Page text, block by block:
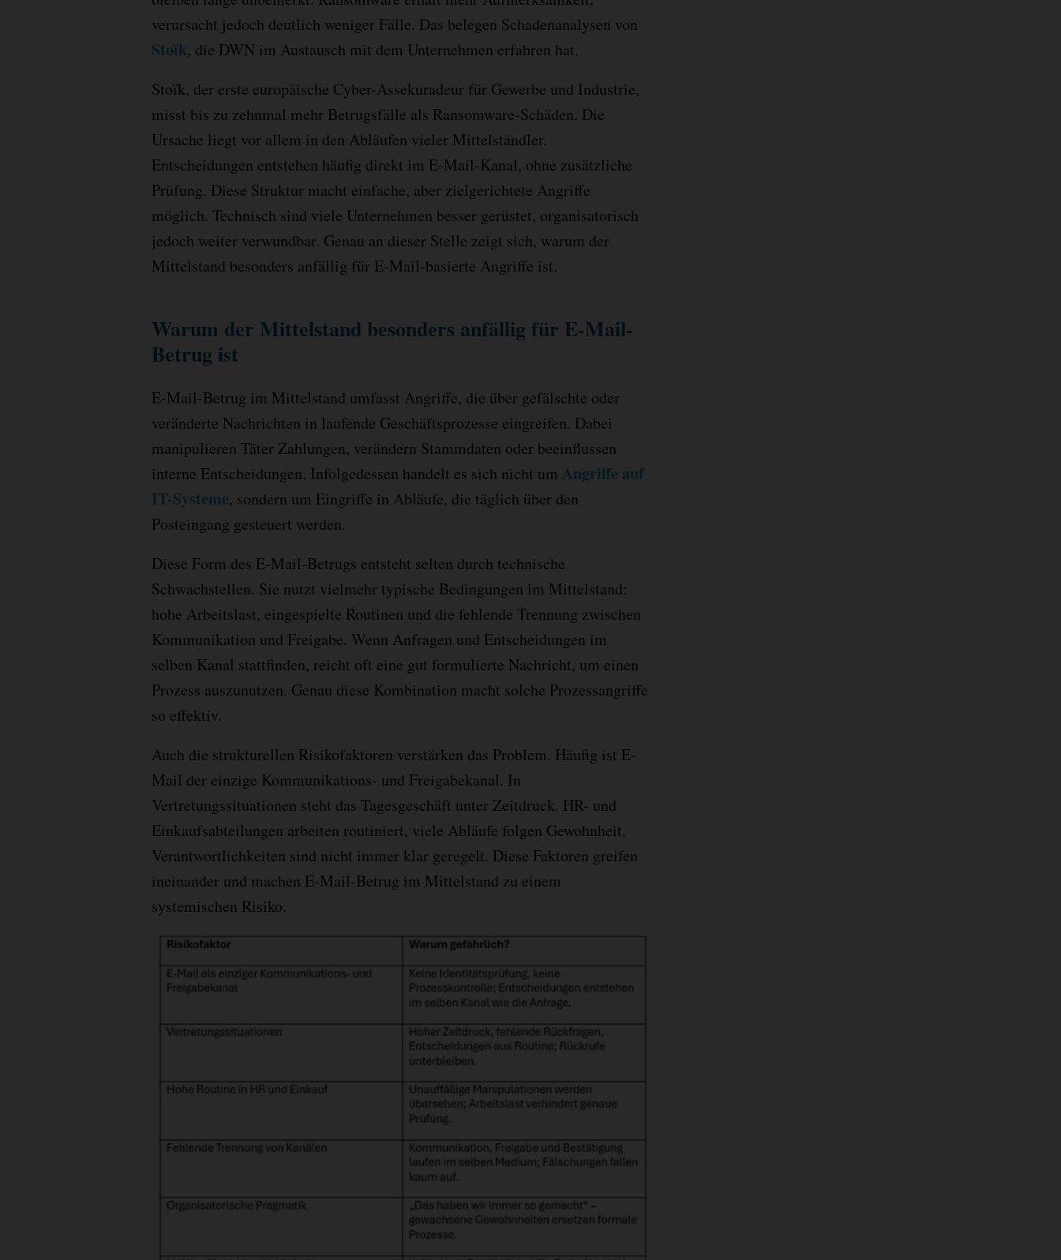
verursacht jedoch deutlich weniger Fälle. Das belegen Schadenanalysen von
Stoïk, die DWN im Austausch mit dem Unternehmen erfahren hat.
Stoïk, der erste europäische Cyber-Assekuradeur für Gewerbe und Industrie,
misst bis zu zehnmal mehr Betrugsfälle als Ransomware-Schäden. Die
Ursache liegt vor allem in den Abläufen vieler Mittelständler.
Entscheidungen entstehen häufig direkt im E-Mail-Kanal, ohne zusätzliche
Prüfung. Diese Struktur macht einfache, aber zielgerichtete Angriffe
möglich. Technisch sind viele Unternehmen besser gerüstet, organisatorisch
jedoch weiter verwundbar. Genau an dieser Stelle zeigt sich, warum der
Mittelstand besonders anfällig für E-Mail-basierte Angriffe ist.
Warum der Mittelstand besonders anfällig für E-Mail-
Betrug ist
E-Mail-Betrug im Mittelstand umfasst Angriffe, die über gefälschte oder
veränderte Nachrichten in laufende Geschäftsprozesse eingreifen. Dabei
manipulieren Täter Zahlungen, verändern Stammdaten oder beeinflussen
interne Entscheidungen. Infolgedessen handelt es sich nicht um Angriffe auf
IT-Systeme, sondern um Eingriffe in Abläufe, die täglich über den
Posteingang gesteuert werden.
Diese Form des E-Mail-Betrugs entsteht selten durch technische
Schwachstellen. Sie nutzt vielmehr typische Bedingungen im Mittelstand:
hohe Arbeitslast, eingespielte Routinen und die fehlende Trennung zwischen
Kommunikation und Freigabe. Wenn Anfragen und Entscheidungen im
selben Kanal stattfinden, reicht oft eine gut formulierte Nachricht, um einen
Prozess auszunutzen. Genau diese Kombination macht solche Prozessangriffe
so effektiv.
Auch die strukturellen Risikofaktoren verstärken das Problem. Häufig ist E-
Mail der einzige Kommunikations- und Freigabekanal. In
Vertretungssituationen steht das Tagesgeschäft unter Zeitdruck. HR- und
Einkaufsabteilungen arbeiten routiniert, viele Abläufe folgen Gewohnheit.
Verantwortlichkeiten sind nicht immer klar geregelt. Diese Faktoren greifen
ineinander und machen E-Mail-Betrug im Mittelstand zu einem
systemischen Risiko.